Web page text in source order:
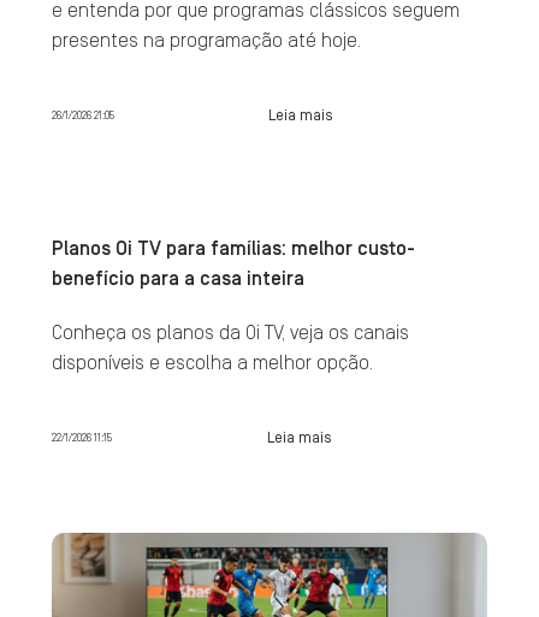
e entenda por que programas clássicos seguem
presentes na programação até hoje.
26/1/2026 21:05 Leia mais
Planos Oi TV para famílias: melhor custo-
benefício para a casa inteira
Conheça os planos da Oi TV, veja os canais
disponíveis e escolha a melhor opção.
22/1/2026 11:15 Leia mais